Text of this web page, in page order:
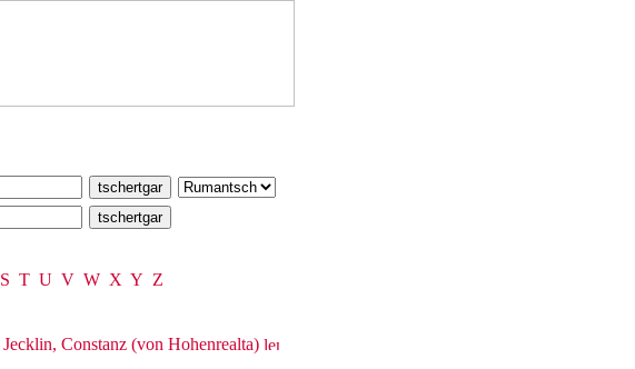
S T U V W X Y Z
Jecklin, Constanz (von Hohenrealta)